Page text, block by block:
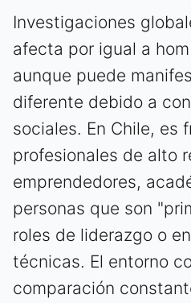
Investigaciones
afecta por igual a
aunque puede
diferente debido a
sociales. En Chile, es
profesionales de alto
emprendedores,
personas que son
roles de liderazgo o
técnicas. El entorno
comparación